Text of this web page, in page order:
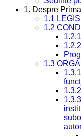
1. Despre
1.1
1.2
1.3